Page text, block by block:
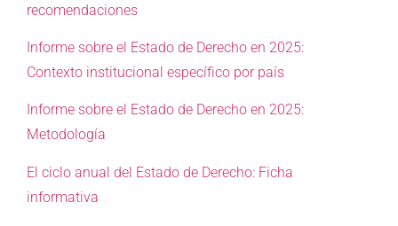
recomendaciones
Informe sobre el Estado de Derecho en 2025:
Contexto institucional específico por país
Informe sobre el Estado de Derecho en 2025:
Metodología
El ciclo anual del Estado de Derecho: Ficha
informativa